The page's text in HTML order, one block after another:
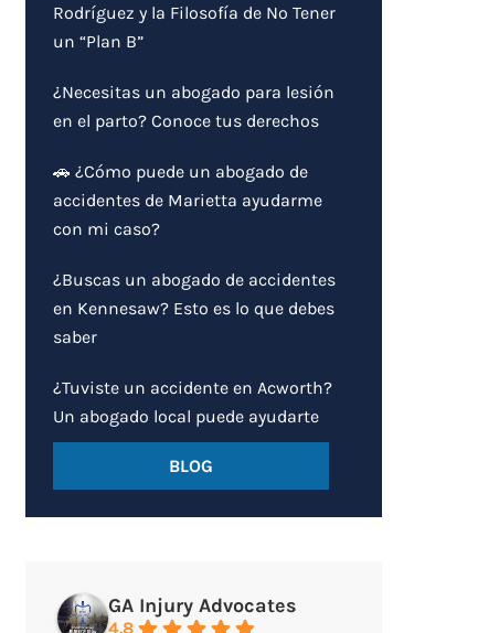
Rodríguez y la Filosofía de No Tener
un “Plan B”
¿Necesitas un abogado para lesión
en el parto? Conoce tus derechos
🚗 ¿Cómo puede un abogado de
accidentes de Marietta ayudarme
con mi caso?
¿Buscas un abogado de accidentes
en Kennesaw? Esto es lo que debes
saber
¿Tuviste un accidente en Acworth?
Un abogado local puede ayudarte
BLOG
GA Injury Advocates
4.8